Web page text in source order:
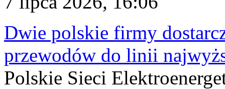
Dwie polskie firmy
przewodów do linii
Polskie Sieci